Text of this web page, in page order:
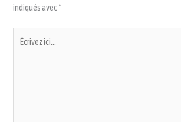
indiqués avec*
ici…